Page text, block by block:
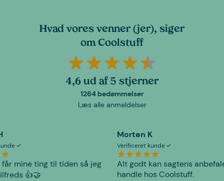
Hvad vores venner (jer), siger
om Coolstuff
4,6 ud af 5 stjerner
1264 bedømmelser
Læs alle anmeldelser
får mine ting til tiden så jeg
👍🤝
Morten K
Verificeret kunde
Alt godt kan sagtens
handle hos Coolstuff.